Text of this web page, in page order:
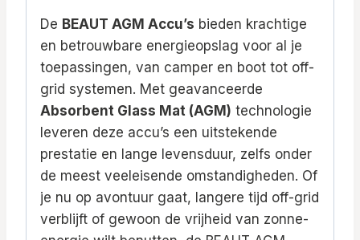
De BEAUT AGM Accu’s bieden krachtige
en betrouwbare energieopslag voor al je
toepassingen, van camper en boot tot off-
grid systemen. Met geavanceerde
Absorbent Glass Mat (AGM) technologie
leveren deze accu’s een uitstekende
prestatie en lange levensduur, zelfs onder
de meest veeleisende omstandigheden. Of
je nu op avontuur gaat, langere tijd off-grid
verblijft of gewoon de vrijheid van zonne-